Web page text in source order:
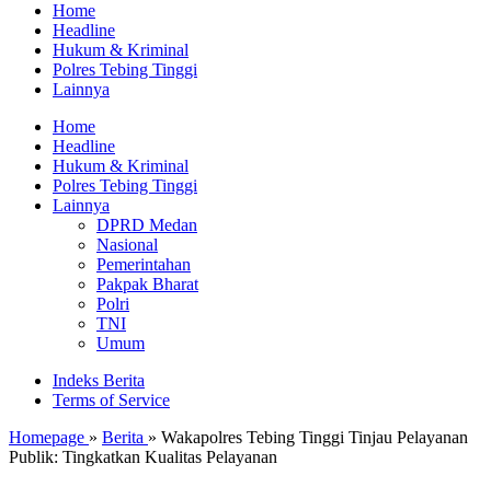
Home
Headline
Hukum & Kriminal
Polres Tebing Tinggi
Lainnya
Home
Headline
Hukum & Kriminal
Polres Tebing Tinggi
Lainnya
DPRD Medan
Nasional
Pemerintahan
Pakpak Bharat
Polri
TNI
Umum
Indeks Berita
Terms of Service
Homepage » Berita » Wakapolres Tebing Tinggi Tinjau Pelayanan
Publik: Tingkatkan Kualitas Pelayanan